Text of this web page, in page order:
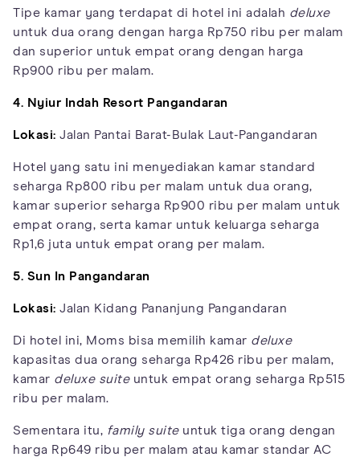
Tipe kamar yang terdapat di hotel ini adalah deluxe
untuk dua orang dengan harga Rp750 ribu per malam
dan superior untuk empat orang dengan harga
Rp900 ribu per malam.
4. Nyiur Indah Resort Pangandaran
Lokasi: Jalan Pantai Barat-Bulak Laut-Pangandaran
Hotel yang satu ini menyediakan kamar standard
seharga Rp800 ribu per malam untuk dua orang,
kamar superior seharga Rp900 ribu per malam untuk
empat orang, serta kamar untuk keluarga seharga
Rp1,6 juta untuk empat orang per malam.
5. Sun In Pangandaran
Lokasi: Jalan Kidang Pananjung Pangandaran
Di hotel ini, Moms bisa memilih kamar deluxe
kapasitas dua orang seharga Rp426 ribu per malam,
kamar deluxe suiteuntuk empat orang seharga Rp515
ribu per malam.
Sementara itu, family suiteuntuk tiga orang dengan
harga Rp649 ribu per malam atau kamar standar AC